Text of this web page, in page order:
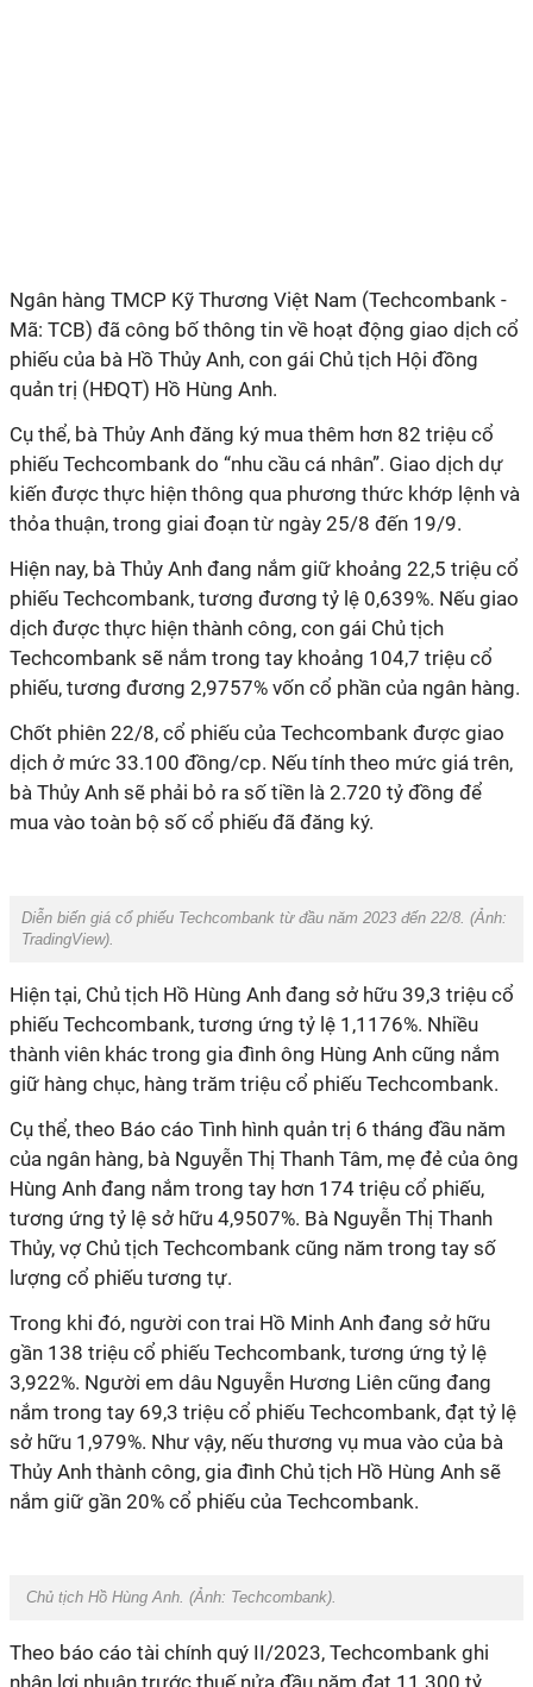
Ngân hàng TMCP Kỹ Thương Việt Nam (Techcombank -
Mã: TCB) đã công bố thông tin về hoạt động giao dịch cổ
phiếu của bà Hồ Thủy Anh, con gái Chủ tịch Hội đồng
quản trị (HĐQT) Hồ Hùng Anh.
Cụ thể, bà Thủy Anh đăng ký mua thêm hơn 82 triệu cổ
phiếu Techcombank do “nhu cầu cá nhân”. Giao dịch dự
kiến được thực hiện thông qua phương thức khớp lệnh và
thỏa thuận, trong giai đoạn từ ngày 25/8 đến 19/9.
Hiện nay, bà Thủy Anh đang nắm giữ khoảng 22,5 triệu cổ
phiếu Techcombank, tương đương tỷ lệ 0,639%. Nếu giao
dịch được thực hiện thành công, con gái Chủ tịch
Techcombank sẽ nắm trong tay khoảng 104,7 triệu cổ
phiếu, tương đương 2,9757% vốn cổ phần của ngân hàng.
Chốt phiên 22/8, cổ phiếu của Techcombank được giao
dịch ở mức 33.100 đồng/cp. Nếu tính theo mức giá trên,
bà Thủy Anh sẽ phải bỏ ra số tiền là 2.720 tỷ đồng để
mua vào toàn bộ số cổ phiếu đã đăng ký.
Diễn biến giá cổ phiếu Techcombank từ đầu năm 2023 đến 22/8. (Ảnh:
TradingView).
Hiện tại, Chủ tịch Hồ Hùng Anh đang sở hữu 39,3 triệu cổ
phiếu Techcombank, tương ứng tỷ lệ 1,1176%. Nhiều
thành viên khác trong gia đình ông Hùng Anh cũng nắm
giữ hàng chục, hàng trăm triệu cổ phiếu Techcombank.
Cụ thể, theo Báo cáo Tình hình quản trị 6 tháng đầu năm
của ngân hàng, bà Nguyễn Thị Thanh Tâm, mẹ đẻ của ông
Hùng Anh đang nắm trong tay hơn 174 triệu cổ phiếu,
tương ứng tỷ lệ sở hữu 4,9507%. Bà Nguyễn Thị Thanh
Thủy, vợ Chủ tịch Techcombank cũng năm trong tay số
lượng cổ phiếu tương tự.
Trong khi đó, người con trai Hồ Minh Anh đang sở hữu
gần 138 triệu cổ phiếu Techcombank, tương ứng tỷ lệ
3,922%. Người em dâu Nguyễn Hương Liên cũng đang
nắm trong tay 69,3 triệu cổ phiếu Techcombank, đạt tỷ lệ
sở hữu 1,979%. Như vậy, nếu thương vụ mua vào của bà
Thủy Anh thành công, gia đình Chủ tịch Hồ Hùng Anh sẽ
nắm giữ gần 20% cổ phiếu của Techcombank.
Chủ tịch Hồ Hùng Anh. (Ảnh: Techcombank).
Theo báo cáo tài chính quý II/2023, Techcombank ghi
nhận lợi nhuận trước thuế nửa đầu năm đạt 11.300 tỷ